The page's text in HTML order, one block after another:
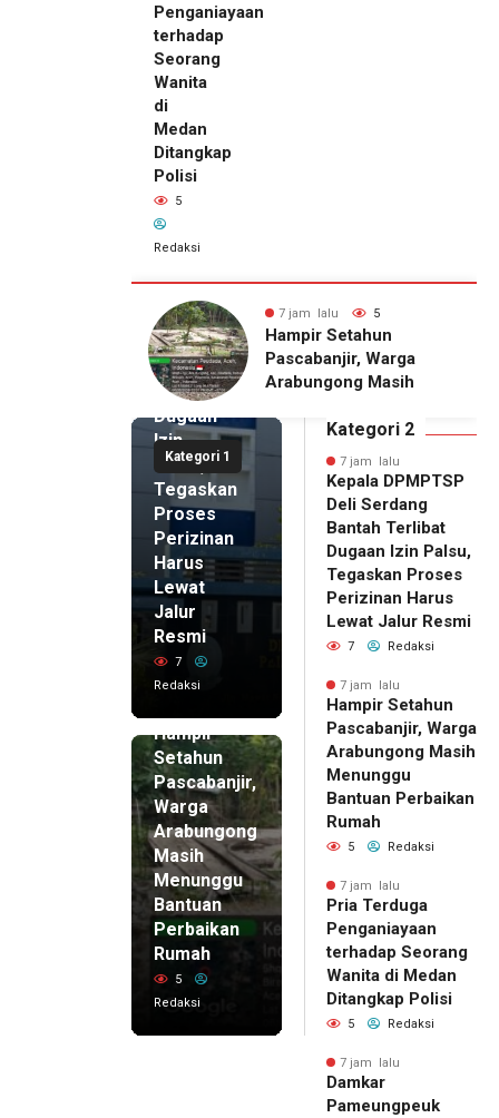
Penganiayaan
terhadap
Seorang
Wanita
di
Medan
Ditangkap
Polisi
5
Redaksi
7 jam lalu 5
Pria Terduga
Penganiayaan terhadap
Seorang Wanita di
Kategori 1
7 jam lalu
Deli
Serdang
Bantah
Terlibat
Dugaan
Izin
Palsu,
Tegaskan
Proses
Perizinan
Harus
Lewat
Jalur
Resmi
7
Redaksi
Hampir
Setahun
Pascabanjir,
Warga
Arabungong
Masih
Menunggu
Bantuan
Perbaikan
Rumah
5
Redaksi
Kategori 2
7 jam lalu
Kepala DPMPTSP
Deli Serdang
Bantah Terlibat
Dugaan Izin Palsu,
Tegaskan Proses
Perizinan Harus
Lewat Jalur Resmi
7 Redaksi
7 jam lalu
Hampir Setahun
Pascabanjir, Warga
Arabungong Masih
Menunggu
Bantuan Perbaikan
Rumah
5 Redaksi
7 jam lalu
Pria Terduga
Penganiayaan
terhadap Seorang
Wanita di Medan
Ditangkap Polisi
5 Redaksi
7 jam lalu
Damkar
Pameungpeuk